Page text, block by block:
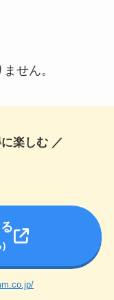
せん。
楽しむ ／
)